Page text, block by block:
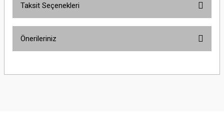
Taksit Seçenekleri
Önerileriniz
yetersiz gördüğünüz noktaları öneri formunu kullanarak tarafımıza